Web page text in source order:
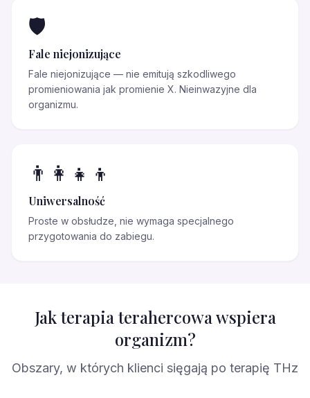
🛡️
Fale niejonizujące
Fale niejonizujące — nie emitują szkodliwego
promieniowania jak promienie X. Nieinwazyjne dla
organizmu.
👨‍👩‍👧‍👦
Uniwersalność
Proste w obsłudze, nie wymaga specjalnego
przygotowania do zabiegu.
Jak terapia terahercowa wspiera
organizm?
Obszary, w których klienci sięgają po terapię THz